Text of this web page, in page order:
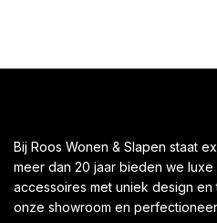
Bij Roos Wonen & Slapen staat
meer dan 20 jaar bieden we luxe
accessoires met uniek design
onze showroom en